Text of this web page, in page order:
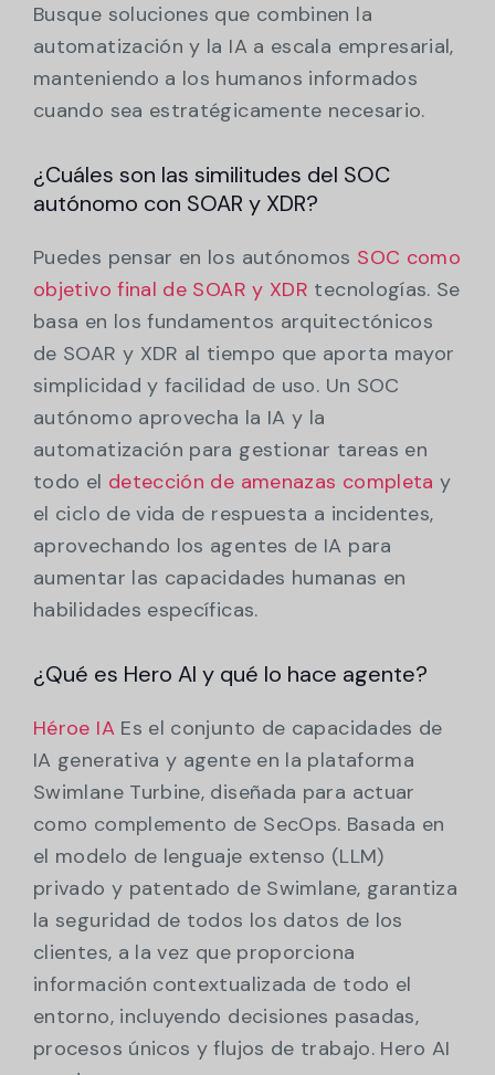
Busque soluciones que combinen la
automatización y la IA a escala empresarial,
manteniendo a los humanos informados
cuando sea estratégicamente necesario.
¿Cuáles son las similitudes del SOC
autónomo con SOAR y XDR?
Puedes pensar en los autónomos SOC como
objetivo final de SOAR y XDR tecnologías. Se
basa en los fundamentos arquitectónicos
de SOAR y XDR al tiempo que aporta mayor
simplicidad y facilidad de uso. Un SOC
autónomo aprovecha la IA y la
automatización para gestionar tareas en
todo el detección de amenazas completa y
el ciclo de vida de respuesta a incidentes,
aprovechando los agentes de IA para
aumentar las capacidades humanas en
habilidades específicas.
¿Qué es Hero AI y qué lo hace agente?
Héroe IAEs el conjunto de capacidades de
IA generativa y agente en la plataforma
Swimlane Turbine, diseñada para actuar
como complemento de SecOps. Basada en
el modelo de lenguaje extenso (LLM)
privado y patentado de Swimlane, garantiza
la seguridad de todos los datos de los
clientes, a la vez que proporciona
información contextualizada de todo el
entorno, incluyendo decisiones pasadas,
procesos únicos y flujos de trabajo. Hero AI